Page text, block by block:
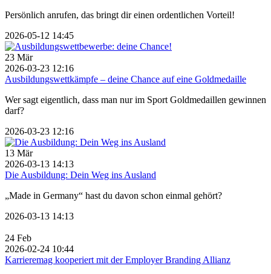
Persönlich anrufen, das bringt dir einen ordentlichen Vorteil!
2026-05-12 14:45
23 Mär
2026-03-23 12:16
Ausbildungswettkämpfe – deine Chance auf eine Goldmedaille
Wer sagt eigentlich, dass man nur im Sport Goldmedaillen gewinnen
darf?
2026-03-23 12:16
13 Mär
2026-03-13 14:13
Die Ausbildung: Dein Weg ins Ausland
„Made in Germany“ hast du davon schon einmal gehört?
2026-03-13 14:13
24 Feb
2026-02-24 10:44
Karrieremag kooperiert mit der Employer Branding Allianz